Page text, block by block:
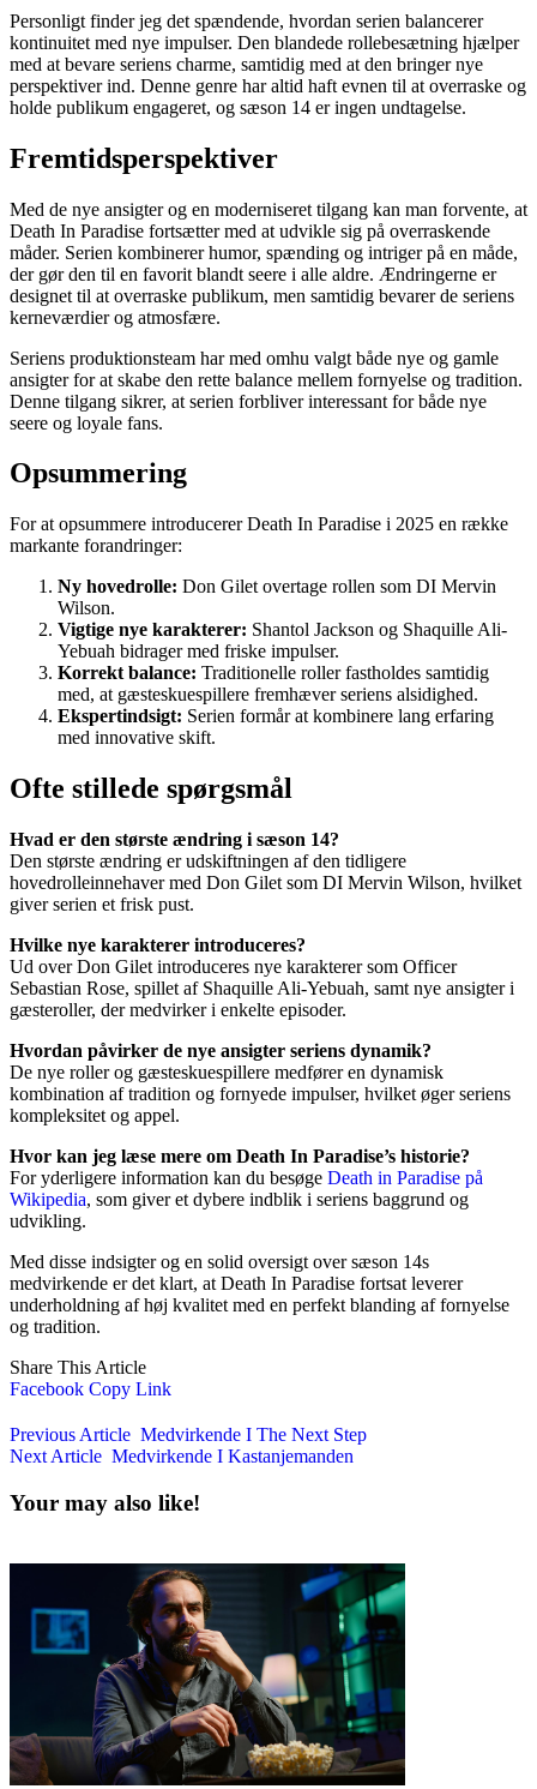
Personligt finder jeg det spændende, hvordan serien balancerer
kontinuitet med nye impulser. Den blandede rollebesætning hjælper
med at bevare seriens charme, samtidig med at den bringer nye
perspektiver ind. Denne genre har altid haft evnen til at overraske og
holde publikum engageret, og sæson 14 er ingen undtagelse.
Fremtidsperspektiver
Med de nye ansigter og en moderniseret tilgang kan man forvente, at
Death In Paradise fortsætter med at udvikle sig på overraskende
måder. Serien kombinerer humor, spænding og intriger på en måde,
der gør den til en favorit blandt seere i alle aldre. Ændringerne er
designet til at overraske publikum, men samtidig bevarer de seriens
kerneværdier og atmosfære.
Seriens produktionsteam har med omhu valgt både nye og gamle
ansigter for at skabe den rette balance mellem fornyelse og tradition.
Denne tilgang sikrer, at serien forbliver interessant for både nye
seere og loyale fans.
Opsummering
For at opsummere introducerer Death In Paradise i 2025 en række
markante forandringer:
Ny hovedrolle: Don Gilet overtage rollen som DI Mervin
Wilson.
Vigtige nye karakterer: Shantol Jackson og Shaquille Ali-
Yebuah bidrager med friske impulser.
Korrekt balance: Traditionelle roller fastholdes samtidig
med, at gæsteskuespillere fremhæver seriens alsidighed.
Ekspertindsigt: Serien formår at kombinere lang erfaring
med innovative skift.
Ofte stillede spørgsmål
Hvad er den største ændring i sæson 14?
Den største ændring er udskiftningen af den tidligere
hovedrolleinnehaver med Don Gilet som DI Mervin Wilson, hvilket
giver serien et frisk pust.
Hvilke nye karakterer introduceres?
Ud over Don Gilet introduceres nye karakterer som Officer
Sebastian Rose, spillet af Shaquille Ali-Yebuah, samt nye ansigter i
gæsteroller, der medvirker i enkelte episoder.
Hvordan påvirker de nye ansigter seriens dynamik?
De nye roller og gæsteskuespillere medfører en dynamisk
kombination af tradition og fornyede impulser, hvilket øger seriens
kompleksitet og appel.
Hvor kan jeg læse mere om Death In Paradise’s historie?
For yderligere information kan du besøge Death in Paradise på
Wikipedia, som giver et dybere indblik i seriens baggrund og
udvikling.
Med disse indsigter og en solid oversigt over sæson 14s
medvirkende er det klart, at Death In Paradise fortsat leverer
underholdning af høj kvalitet med en perfekt blanding af fornyelse
og tradition.
Share This Article
Facebook Copy Link
Previous Article Medvirkende I The Next Step
Next Article Medvirkende I Kastanjemanden
Your may also like!